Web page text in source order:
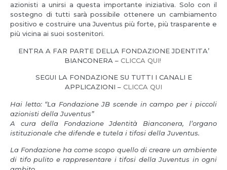
azionisti a unirsi a questa importante iniziativa. Solo con il
sostegno di tutti sarà possibile ottenere un cambiamento
positivo e costruire una Juventus più forte, più trasparente e
più vicina ai suoi sostenitori.
ENTRA A FAR PARTE DELLA FONDAZIONE JDENTITA’
BIANCONERA – CLICCA QUI!
SEGUI LA FONDAZIONE SU TUTTI I CANALI E
APPLICAZIONI – CLICCA QUI
Hai letto: “La Fondazione JB scende in campo per i piccoli
azionisti della Juventus”
A cura della Fondazione Jdentità Bianconera, l’organo
istituzionale che difende e tutela i tifosi della Juventus.
La Fondazione ha come scopo quello di creare un ambiente
di tifo pulito e rappresentare i tifosi della Juventus in ogni